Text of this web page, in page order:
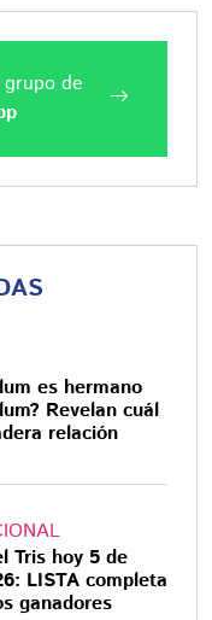
de
es hermano
Revelan cuál
relación
Tris hoy 5 de
LISTA completa
ganadores